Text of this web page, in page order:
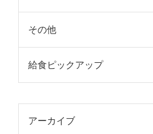
その他
給食ピックアップ
アーカイブ